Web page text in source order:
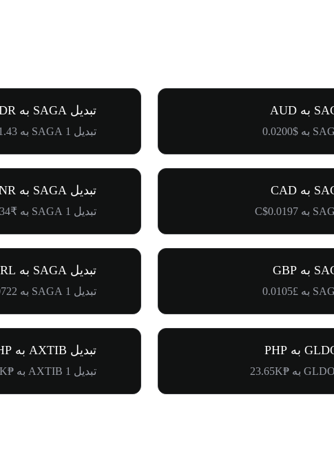
تبدیل SAGA به IDR
تبدیل 1 SAGA به Rp251.43
تبدیل SAGA به INR
تبدیل 1 SAGA به ₹1.34
تبدیل SAGA به BRL
تبدیل 1 SAGA به R$0.0722
تبدیل AXTIB به PHP
تبدیل 1 AXTIB به ₱4.60K